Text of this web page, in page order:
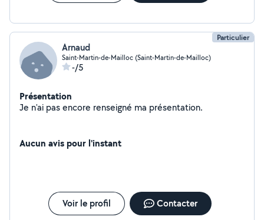
Particulier
Arnaud
Saint-Martin-de-Mailloc (Saint-Martin-de-Mailloc)
-/5
Présentation
Je n'ai pas encore renseigné ma présentation.
Aucun avis pour l'instant
Voir le profil Contacter